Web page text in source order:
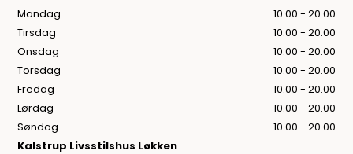
Mandag
10.00 - 20.00
Tirsdag
10.00 - 20.00
Onsdag
10.00 - 20.00
Torsdag
10.00 - 20.00
Fredag
10.00 - 20.00
Lørdag
10.00 - 20.00
Søndag
10.00 - 20.00
Kalstrup Livsstilshus Løkken